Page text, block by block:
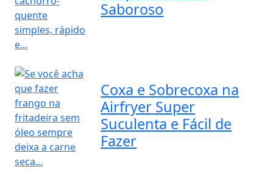
Saboroso
Coxa e Sobrecoxa na
Airfryer Super
Suculenta e Fácil de
Fazer